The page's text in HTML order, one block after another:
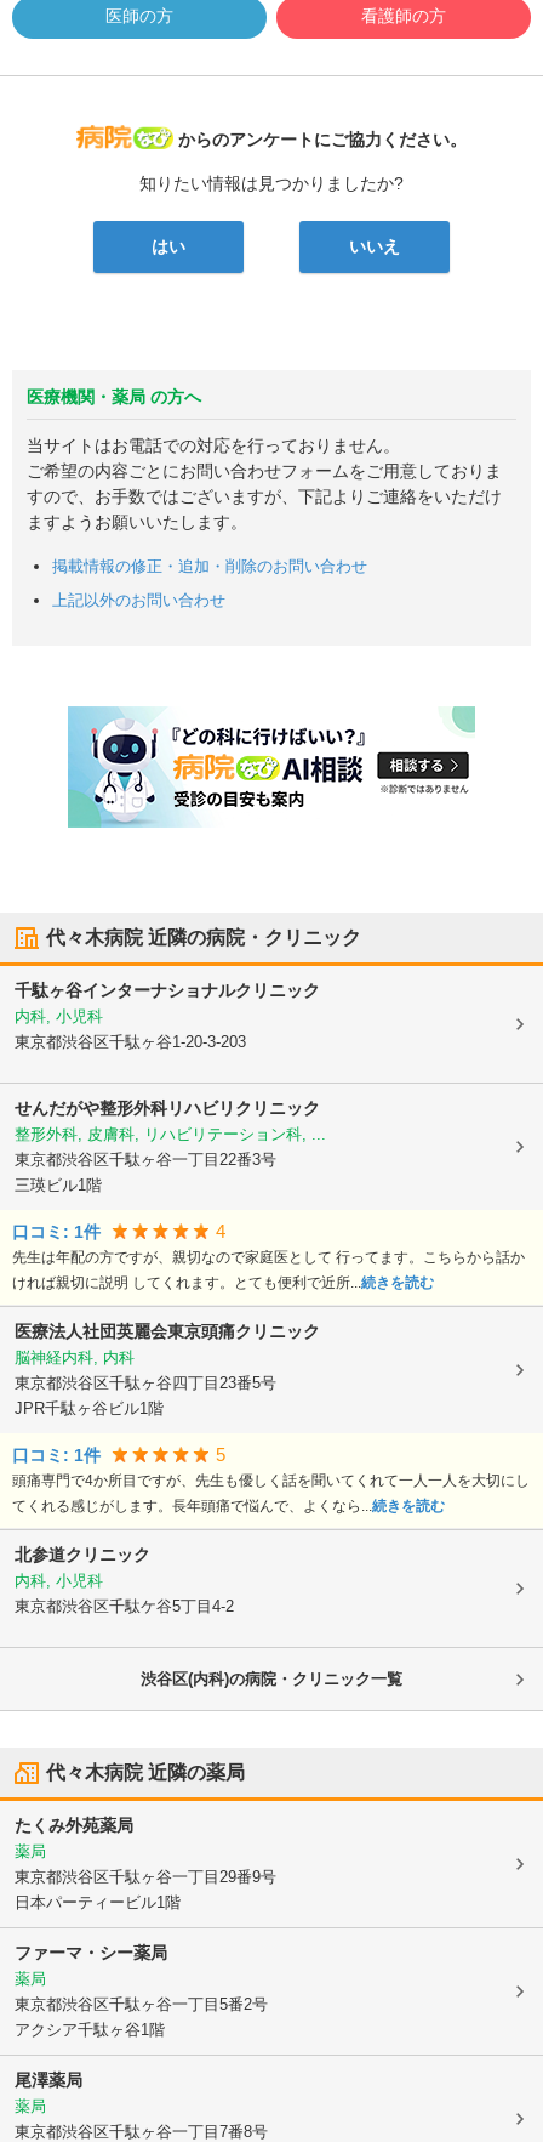
医師の方 看護師の方
病院なび
からのアンケートにご協力ください。
知りたい情報は見つかりましたか?
はい いいえ
医療機関・薬局 の方へ
当サイトはお電話での対応を行っておりません。
ご希望の内容ごとにお問い合わせフォームをご用意しておりま
すので、お手数ではございますが、下記よりご連絡をいただけ
ますようお願いいたします。
掲載情報の修正・追加・削除のお問い合わせ
上記以外のお問い合わせ
代々木病院近隣の病院・クリニック
千駄ヶ谷インターナショナルクリニック
内科, 小児科
東京都渋谷区千駄ヶ谷1-20-3-203
せんだがや整形外科リハビリクリニック
整形外科, 皮膚科, リハビリテーション科, ...
東京都渋谷区千駄ヶ谷一丁目22番3号
三瑛ビル1階
口コミ: 1件 4
先生は年配の方ですが、親切なので家庭医として 行ってます。こちらから話か
ければ親切に説明 してくれます。とても便利で近所...続きを読む
医療法人社団英麗会東京頭痛クリニック
脳神経内科, 内科
東京都渋谷区千駄ヶ谷四丁目23番5号
JPR千駄ヶ谷ビル1階
口コミ: 1件 5
頭痛専門で4か所目ですが、先生も優しく話を聞いてくれて一人一人を大切にし
てくれる感じがします。長年頭痛で悩んで、よくなら...続きを読む
北参道クリニック
内科, 小児科
東京都渋谷区千駄ケ谷5丁目4-2
渋谷区(内科)の病院・クリニック一覧
代々木病院近隣の薬局
たくみ外苑薬局
薬局
東京都渋谷区千駄ヶ谷一丁目29番9号
日本パーティービル1階
ファーマ・シー薬局
薬局
東京都渋谷区千駄ヶ谷一丁目5番2号
アクシア千駄ヶ谷1階
尾澤薬局
薬局
東京都渋谷区千駄ヶ谷一丁目7番8号